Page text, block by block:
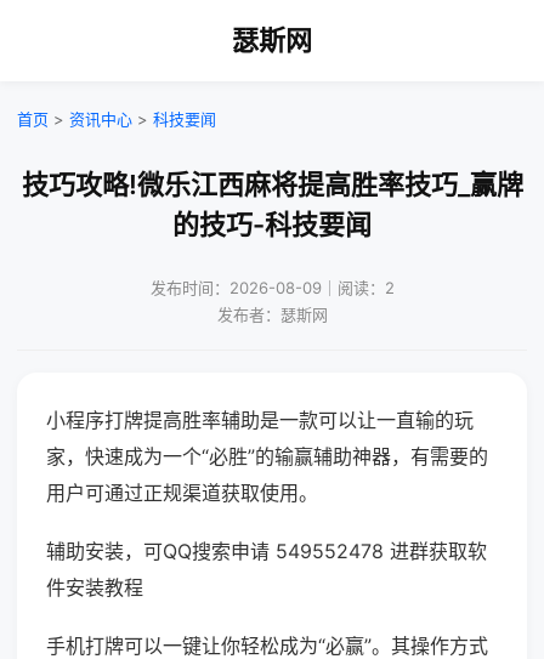
瑟斯网
首页 > 资讯中心 > 科技要闻
技巧攻略!微乐江西麻将提高胜率技巧_赢牌
的技巧-科技要闻
发布时间：2026-08-09｜阅读：2
发布者：瑟斯网
小程序打牌提高胜率辅助是一款可以让一直输的玩
家，快速成为一个“必胜”的输赢辅助神器，有需要的
用户可通过正规渠道获取使用。
辅助安装，可QQ搜索申请 549552478 进群获取软
件安装教程
手机打牌可以一键让你轻松成为“必赢”。其操作方式